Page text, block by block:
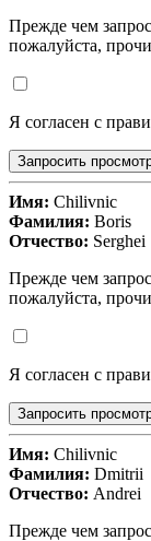
Прежде чем
пожалуйста,
Я согласен с
Запросить
Имя: Chilivnic
Фамилия: Boris
Отчество: Serghei
Прежде чем
пожалуйста,
Я согласен с
Запросить
Имя: Chilivnic
Фамилия: Dmitrii
Отчество: Andrei
Прежде чем